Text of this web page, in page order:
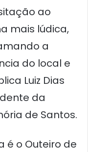
ao
mais lúdica,
a
do local e
Luiz Dias
da
de Santos.
é o Outeiro de